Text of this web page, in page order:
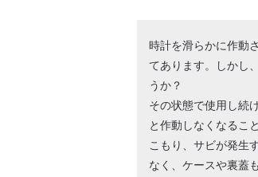
時計を滑らかに作動
てあります。しかし
うか？
その状態で使用し続
と作動しなくなるこ
こもり、サビが発生
なく、ケースや裏蓋